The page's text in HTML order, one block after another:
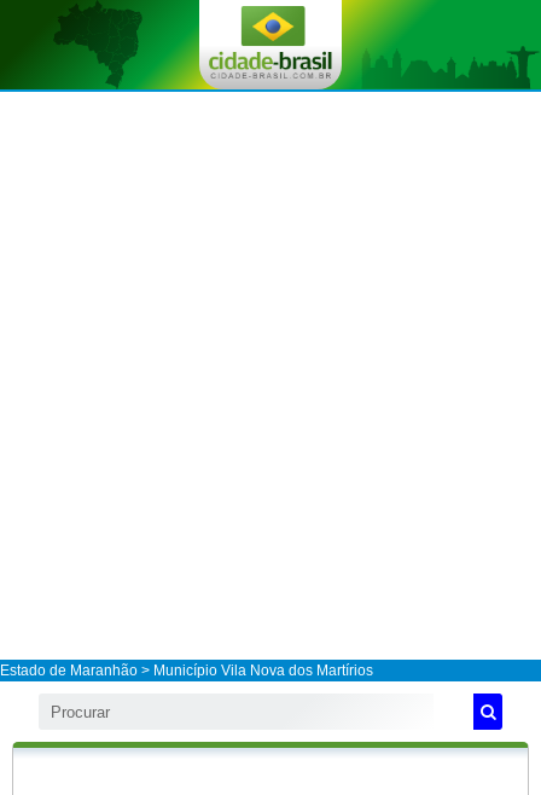
Estado de Maranhão > Município Vila Nova dos Martírios